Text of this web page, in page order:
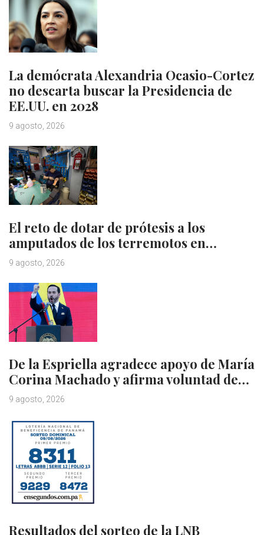
La demócrata Alexandria Ocasio-Cortez
no descarta buscar la Presidencia de
EE.UU. en 2028
9 agosto, 2026
El reto de dotar de prótesis a los
amputados de los terremotos en…
9 agosto, 2026
De la Espriella agradece apoyo de María
Corina Machado y afirma voluntad de…
9 agosto, 2026
Resultados del sorteo de la LNB